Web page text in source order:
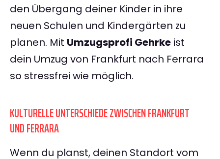
den Übergang deiner Kinder in ihre
neuen Schulen und Kindergärten zu
planen. Mit Umzugsprofi Gehrke ist
dein Umzug von Frankfurt nach Ferrara
so stressfrei wie möglich.
KULTURELLE UNTERSCHIEDE ZWISCHEN FRANKFURT
UND FERRARA
Wenn du planst, deinen Standort vom